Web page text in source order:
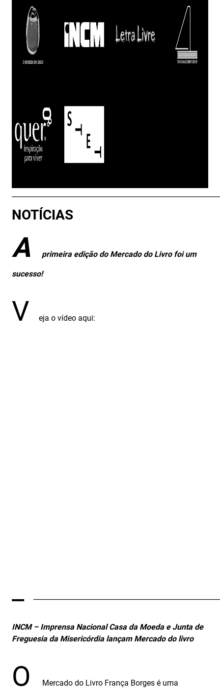
NOTÍCIAS
A primeira edição do Mercado do Livro foi um
sucesso!
V eja o vídeo aqui:
INCM – Imprensa Nacional Casa da Moeda e Junta de
Freguesia da Misericórdia lançam Mercado do livro
O Mercado do Livro França Borges é uma